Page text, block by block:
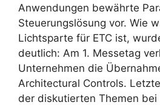
Anwendungen bewährte
Steuerungslösung vor. Wie
Lichtsparte für ETC ist,
deutlich: Am 1. Messetag
Unternehmen die
Architectural Controls.
der diskutierten Themen bei